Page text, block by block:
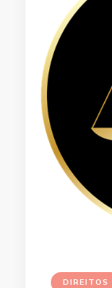
DIREITOS